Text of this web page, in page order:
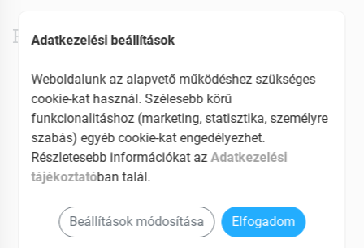
Pharmax termékek
Pharmax
Memolife 50+ kapszula
Adatkezelési beállítások
Weboldalunk az alapvető működéshez szükséges
cookie-kat használ. Szélesebb körű
funkcionalitáshoz (marketing, statisztika, személyre
szabás) egyéb cookie-kat engedélyezhet.
Részletesebb információkat azAdatkezelési
tájékoztatóban talál.
Beállítások módosítása Elfogadom